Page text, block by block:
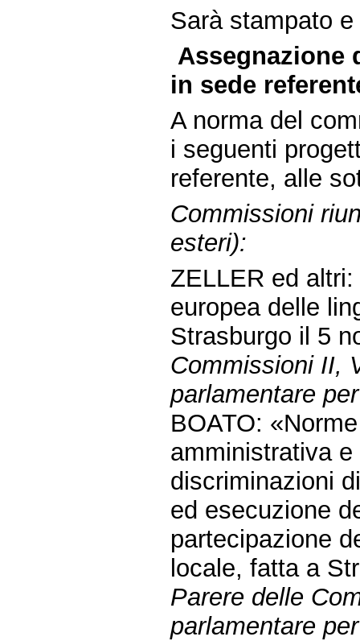
Sarà stampato
Assegnazione
in sede
A norma del
i seguenti
referente, alle
Commissioni
esteri):
ZELLER ed
europea delle
Strasburgo il 5
Commissioni II,
parlamentare
BOATO:
amministrativa
discriminazioni
ed esecuzione
partecipazione
locale, fatta a
Parere delle
parlamentare